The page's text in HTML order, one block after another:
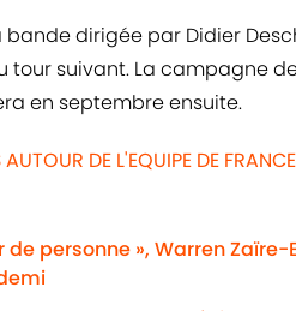
bande dirigée par Didier
tour suivant. La campagne
en septembre ensuite.
AUTOUR DE L'EQUIPE DE
de personne », Warren